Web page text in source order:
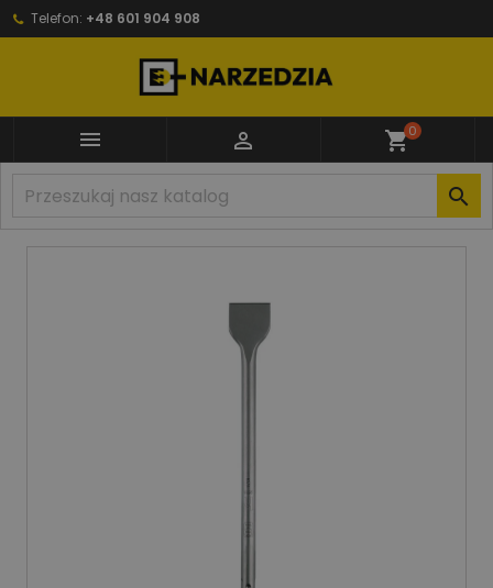
Telefon: +48 601 904 908
  shopping_cart0
